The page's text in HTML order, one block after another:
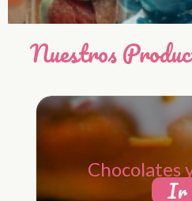
Nuestros
Chocolates
Ir